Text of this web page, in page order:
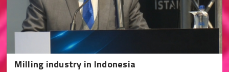
Milling industry in Indonesia